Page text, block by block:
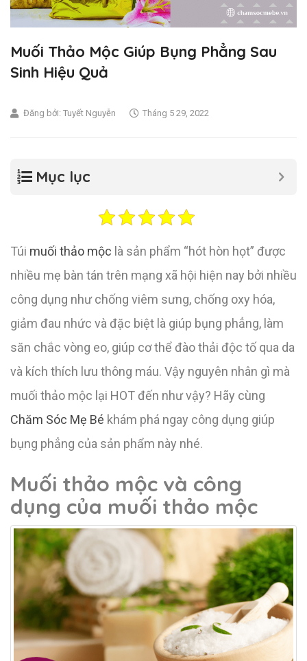
Muối Thảo Mộc Giúp Bụng Phẳng Sau
Sinh Hiệu Quả
Đăng bởi: Tuyết Nguyễn Tháng 5 29, 2022
Mục lục
Túi muối thảo mộc là sản phẩm “hót hòn họt” được
nhiều mẹ bàn tán trên mạng xã hội hiện nay bởi nhiều
công dụng như chống viêm sưng, chống oxy hóa,
giảm đau nhức và đặc biệt là giúp bụng phẳng, làm
săn chắc vòng eo, giúp cơ thể đào thải độc tố qua da
và kích thích lưu thông máu. Vậy nguyên nhân gì mà
muối thảo mộc lại HOT đến như vậy? Hãy cùng
Chăm Sóc Mẹ Bé khám phá ngay công dụng giúp
bụng phẳng của sản phẩm này nhé.
Muối thảo mộc và công
dụng của muối thảo mộc